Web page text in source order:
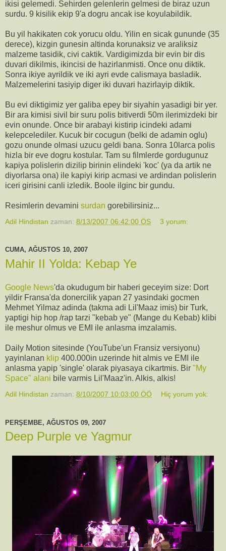
ikisi gelemedi. Sehirden gelenlerin gelmesi de biraz uzun
surdu. 9 kisilik ekip 9'a dogru ancak ise koyulabildik.
Bu yil hakikaten cok yorucu oldu. Yilin en sicak gununde (35
derece), kizgin gunesin altinda korunaksiz ve araliksiz
malzeme tasidik, civi caktik. Vardigimizda bir evin bir dis
duvari dikilmis, ikincisi de hazirlanmisti. Once onu diktik.
Sonra ikiye ayrildik ve iki ayri evde calismaya basladik.
Malzemelerini tasiyip diger iki duvari hazirlayip diktik.
Bu evi diktigimiz yer galiba epey bir siyahin yasadigi bir yer.
Bir ara kimisi sivil bir suru polis bitiverdi 50m ilerimizdeki bir
evin onunde. Once bir arabayi kistirip icindeki adami
kelepcelediler. Kucuk bir cocugun (belki de adamin oglu)
gozu onunde olmasi uzucu geldi bana. Sonra 10larca polis
hizla bir eve dogru kostular. Tam su filmlerde gordugunuz
kapiya polislerin dizilip birinin elindeki 'koc' (ya da artik ne
diyorlarsa ona) ile kapiyi kirip acmasi ve ardindan polislerin
iceri girisini canli izledik. Boole ilginc bir gundu.
Resimlerin devamini surdan gorebilirsiniz...
Adil Hindistan zaman: 8/13/2007 06:42:00 ÖS 3 yorum:
CUMA, AĞUSTOS 10, 2007
Mahir II Yolda: Kebap Ye
Google News'da okudugum bir haberi geceyim size: Dort
yildir Fransa'da donercilik yapan 27 yasindaki gocmen
Mehmet Yilmaz adinda (takma adi Lil'Maaz imis) bir Turk,
yaptigi hip hop /rap tarzi "kebab ye" (Mange du Kebab) klibi
ile meshur olmus ve EMI ile anlasma imzalamis.
Daily Motion sitesinde (YouTube'un Fransiz versiyonu)
yayinlanan klip 400.000in uzerinde hit almis ve EMI ile
anlasma yapip 'single' olarak piyasaya cikartmis. Bir "My
Space" alani bile varmis Lil'Maaz'in. Alkis, alkis!
Adil Hindistan zaman: 8/10/2007 10:03:00 ÖÖ Hiç yorum yok:
PERŞEMBE, AĞUSTOS 09, 2007
Deep Purple ve Yagmur